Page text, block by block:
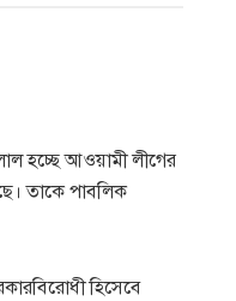
হচ্ছে আওয়ামী লীগের
তাকে পাবলিক
হিসেবে